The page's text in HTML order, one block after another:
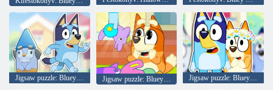
Jigsaw puzzle: Bluey & Bingo akadálypályája Jigsaw puzzle: Bluey Toy Claw Machine Jigsaw puzzle: Bluey óvoda